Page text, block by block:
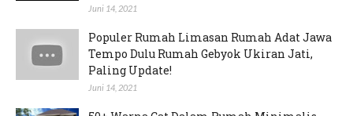
Juni 14, 2021
Populer Rumah Limasan Rumah Adat Jawa
Tempo Dulu Rumah Gebyok Ukiran Jati,
Paling Update!
Juni 14, 2021